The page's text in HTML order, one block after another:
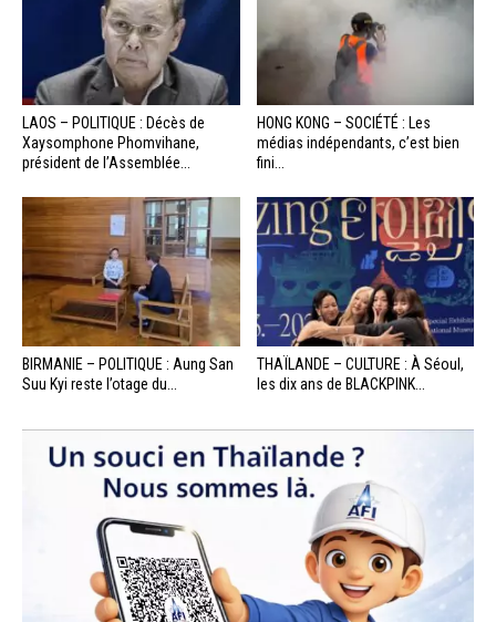
LAOS – POLITIQUE : Décès de
Xaysomphone Phomvihane,
président de l’Assemblée...
HONG KONG – SOCIÉTÉ : Les
médias indépendants, c’est bien
fini...
BIRMANIE – POLITIQUE : Aung San
Suu Kyi reste l’otage du...
THAÏLANDE – CULTURE : À Séoul,
les dix ans de BLACKPINK...